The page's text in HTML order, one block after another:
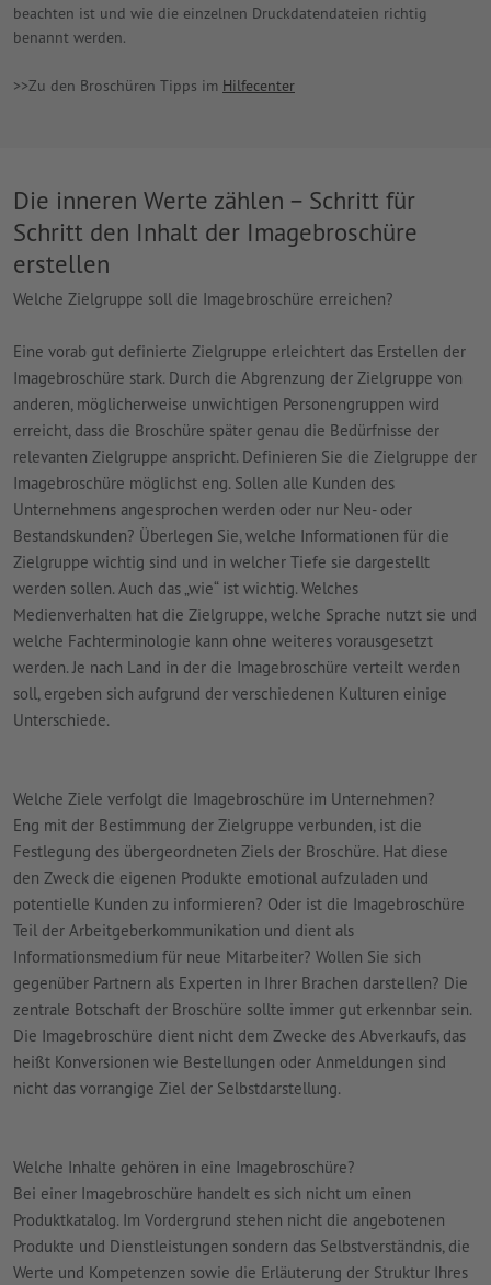
beachten ist und wie die einzelnen Druckdatendateien richtig
benannt werden.
>>Zu den Broschüren Tipps im Hilfecenter
Die inneren Werte zählen – Schritt für
Schritt den Inhalt der Imagebroschüre
erstellen
Welche Zielgruppe soll die Imagebroschüre erreichen?
Eine vorab gut definierte Zielgruppe erleichtert das Erstellen der
Imagebroschüre stark. Durch die Abgrenzung der Zielgruppe von
anderen, möglicherweise unwichtigen Personengruppen wird
erreicht, dass die Broschüre später genau die Bedürfnisse der
relevanten Zielgruppe anspricht. Definieren Sie die Zielgruppe der
Imagebroschüre möglichst eng. Sollen alle Kunden des
Unternehmens angesprochen werden oder nur Neu- oder
Bestandskunden? Überlegen Sie, welche Informationen für die
Zielgruppe wichtig sind und in welcher Tiefe sie dargestellt
werden sollen. Auch das „wie“ ist wichtig. Welches
Medienverhalten hat die Zielgruppe, welche Sprache nutzt sie und
welche Fachterminologie kann ohne weiteres vorausgesetzt
werden. Je nach Land in der die Imagebroschüre verteilt werden
soll, ergeben sich aufgrund der verschiedenen Kulturen einige
Unterschiede.
Welche Ziele verfolgt die Imagebroschüre im Unternehmen?
Eng mit der Bestimmung der Zielgruppe verbunden, ist die
Festlegung des übergeordneten Ziels der Broschüre. Hat diese
den Zweck die eigenen Produkte emotional aufzuladen und
potentielle Kunden zu informieren? Oder ist die Imagebroschüre
Teil der Arbeitgeberkommunikation und dient als
Informationsmedium für neue Mitarbeiter? Wollen Sie sich
gegenüber Partnern als Experten in Ihrer Brachen darstellen? Die
zentrale Botschaft der Broschüre sollte immer gut erkennbar sein.
Die Imagebroschüre dient nicht dem Zwecke des Abverkaufs, das
heißt Konversionen wie Bestellungen oder Anmeldungen sind
nicht das vorrangige Ziel der Selbstdarstellung.
Welche Inhalte gehören in eine Imagebroschüre?
Bei einer Imagebroschüre handelt es sich nicht um einen
Produktkatalog. Im Vordergrund stehen nicht die angebotenen
Produkte und Dienstleistungen sondern das Selbstverständnis, die
Werte und Kompetenzen sowie die Erläuterung der Struktur Ihres